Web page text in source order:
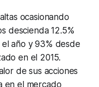
ocasionando
descienda 12.5%
año y 93% desde
en el 2015.
de sus acciones
en el mercado